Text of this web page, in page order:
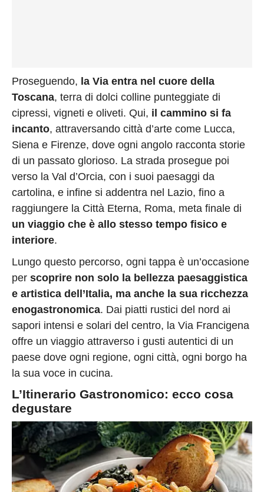
Proseguendo, la Via entra nel cuore della
Toscana, terra di dolci colline punteggiate di
cipressi, vigneti e oliveti. Qui, il cammino si fa
incanto, attraversando città d’arte come Lucca,
Siena e Firenze, dove ogni angolo racconta storie
di un passato glorioso. La strada prosegue poi
verso la Val d’Orcia, con i suoi paesaggi da
cartolina, e infine si addentra nel Lazio, fino a
raggiungere la Città Eterna, Roma, meta finale di
un viaggio che è allo stesso tempo fisico e
interiore.
Lungo questo percorso, ogni tappa è un’occasione
per scoprire non solo la bellezza paesaggistica
e artistica dell’Italia, ma anche la sua ricchezza
enogastronomica. Dai piatti rustici del nord ai
sapori intensi e solari del centro, la Via Francigena
offre un viaggio attraverso i gusti autentici di un
paese dove ogni regione, ogni città, ogni borgo ha
la sua voce in cucina.
L’Itinerario Gastronomico: ecco cosa
degustare